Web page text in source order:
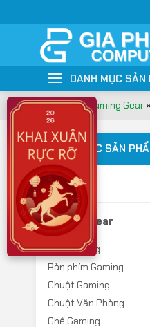
qua
DANH MỤC SẢN
Trang chủ»Gaming Gear»
DANH MỤC SẢN
Camera
Gaming Gear
Bàn Gaming
Bàn phím Gaming
Chuột Gaming
Chuột Văn Phòng
Ghế Gaming